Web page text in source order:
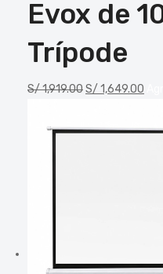
Evox de
Trípode
S/1,919.00S/ 1,649.00